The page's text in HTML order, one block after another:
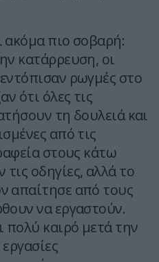
ακόμα πιο σοβαρή:
κατάρρευση, οι
ρωγμές στο
ότι όλες τις
τη δουλειά και
από τις
στους κάτω
οδηγίες, αλλά το
απαίτησε από τους
να εργαστούν.
πολύ καιρό μετά την